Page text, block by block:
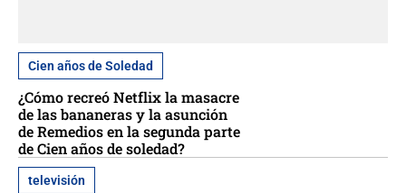
Cien años de Soledad
¿Cómo recreó Netflix la masacre
de las bananeras y la asunción
de Remedios en la segunda parte
de Cien años de soledad?
televisión